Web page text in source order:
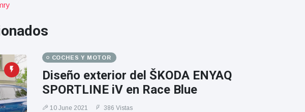
COCHES Y MOTOR
Diseño exterior del ŠKODA ENYAQ
SPORTLINE iV en Race Blue
10 June 2021 386 Vistas